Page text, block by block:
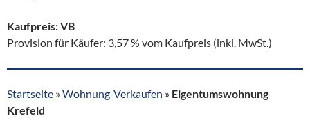
Kaufpreis: VB
Provision für Käufer: 3,57 % vom Kaufpreis (inkl. MwSt.)
Startseite »Wohnung-Verkaufen » Eigentumswohnung
Krefeld